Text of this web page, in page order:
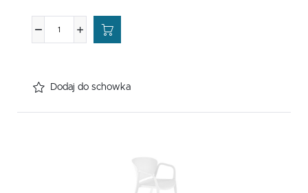
Dodaj do schowka